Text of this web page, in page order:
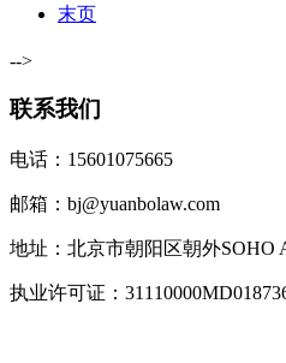
末页
-->
联系我们
电话：15601075665
邮箱：bj@yuanbolaw.com
地址：北京市朝阳区朝外SOHO
执业许可证：